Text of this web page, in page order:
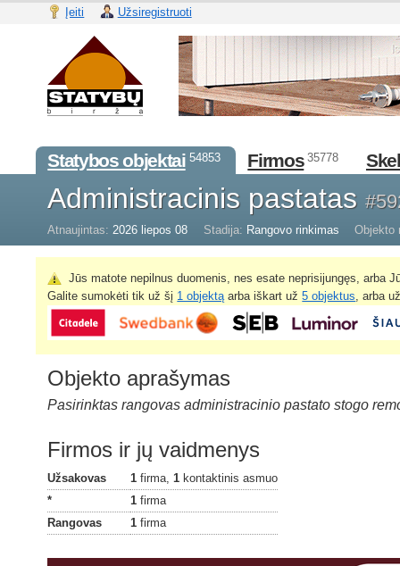
Įeiti Užsiregistruoti
Statybos objektai 54853 Firmos 35778
Administracinis pastatas
Atnaujintas: 2026 liepos 08 Stadija: Rangovo rinkimas Objekto
Jūs matote nepilnus duomenis, nes esate neprisijungęs, arba
Galite sumokėti tik už šį 1 objektą arba iškart už5 objektus , arba
Objekto aprašymas
Pasirinktas rangovas administracinio pastato stogo
Firmos ir jų vaidmenys
Užsakovas 1 firma, 1 kontaktinis asmuo
*
1 firma
Rangovas
1 firma